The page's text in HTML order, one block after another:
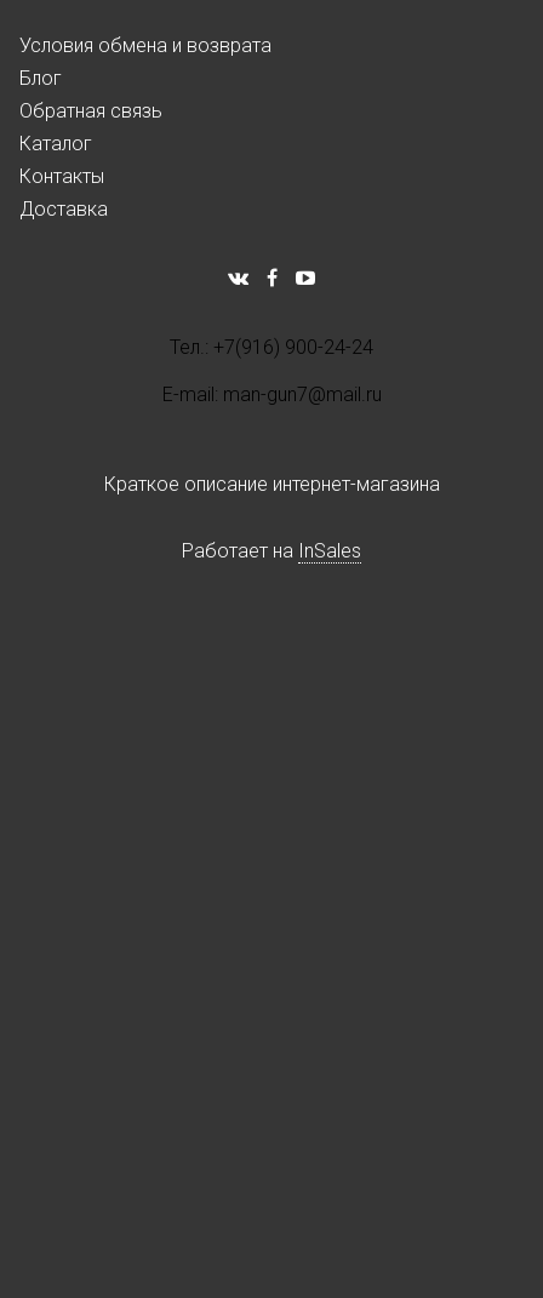
Условия обмена и возврата
Блог
Обратная связь
Каталог
Контакты
Доставка
Тел.: +7(916) 900-24-24
E-mail: man-gun7@mail.ru
Краткое описание интернет-магазина
Работает на InSales